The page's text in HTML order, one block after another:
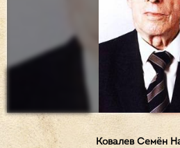
Ковалев Семён